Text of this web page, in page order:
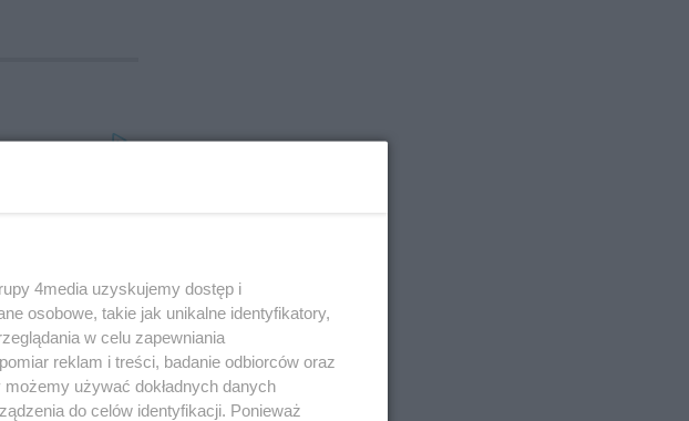
4media uzyskujemy dostęp i
osobowe, takie jak unikalne identyfikatory,
w celu zapewniania
reklam i treści, badanie odbiorców oraz
używać dokładnych danych
do celów identyfikacji. Ponieważ